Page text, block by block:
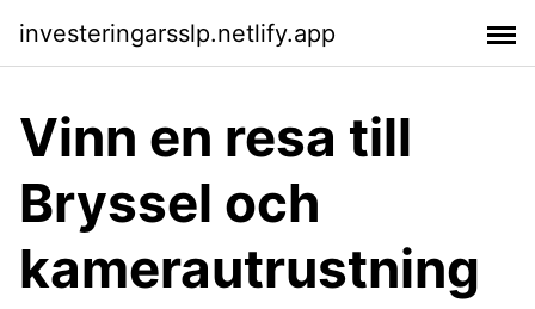
investeringarsslp.netlify.app
Vinn en resa till
Bryssel och
kamerautrustning